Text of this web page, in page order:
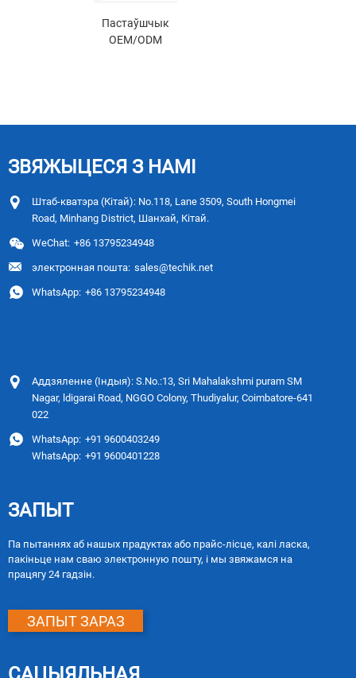
Пастаўшчык
OEM/ODM
ЗВЯЖЫЦЕСЯ З НАМІ
Штаб-кватэра (Кітай): No.118, Lane 3509, South Hongmei
Road, Minhang District, Шанхай, Кітай.
WeChat: +86 13795234948
электронная пошта: sales@techik.net
WhatsApp: +86 13795234948
Аддзяленне (Індыя): S.No.:13, Sri Mahalakshmi puram SM
Nagar, ldigarai Road, NGGO Colony, Thudiyalur, Coimbatore-641
022
WhatsApp: +91 9600403249
WhatsApp: +91 9600401228
ЗАПЫТ
Па пытаннях аб нашых прадуктах або прайс-лісце, калі ласка,
пакіньце нам сваю электронную пошту, і мы звяжамся на
працягу 24 гадзін.
ЗАПЫТ ЗАРАЗ